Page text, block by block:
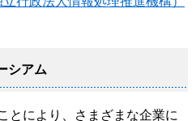
シアム
とにより、さまざまな企業に